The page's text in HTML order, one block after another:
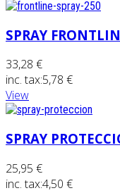
SPRAY
33,28 €
inc. tax:5,78 €
View
SPRAY
25,95 €
inc. tax:4,50 €